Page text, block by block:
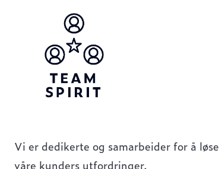
Vi er dedikerte og samarbeider for å løse
våre kunders utfordringer.